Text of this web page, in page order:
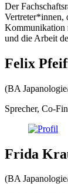
Der
Vertreter*innen,
Kommunikation
und die Arbeit
Felix
(BA
Sprecher, Co-
Frida
(BA